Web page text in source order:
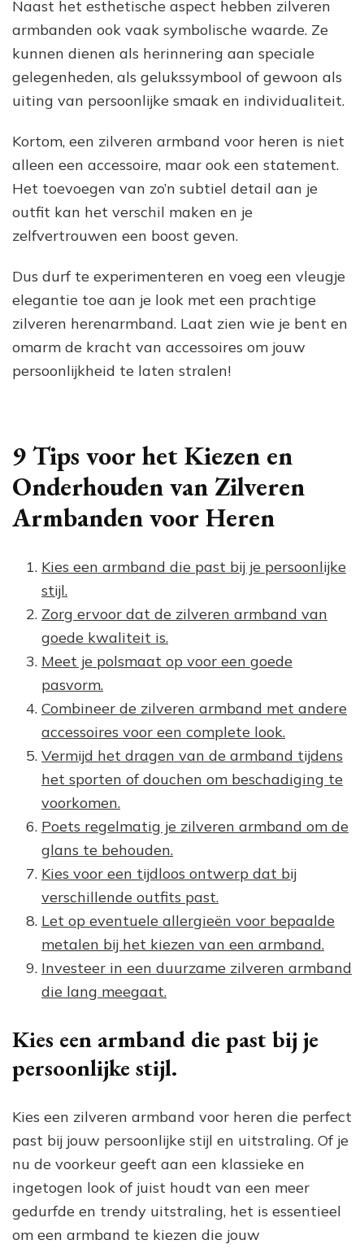
Naast het esthetische aspect hebben zilveren
armbanden ook vaak symbolische waarde. Ze
kunnen dienen als herinnering aan speciale
gelegenheden, als gelukssymbool of gewoon als
uiting van persoonlijke smaak en individualiteit.
Kortom, een zilveren armband voor heren is niet
alleen een accessoire, maar ook een statement.
Het toevoegen van zo’n subtiel detail aan je
outfit kan het verschil maken en je
zelfvertrouwen een boost geven.
Dus durf te experimenteren en voeg een vleugje
elegantie toe aan je look met een prachtige
zilveren herenarmband. Laat zien wie je bent en
omarm de kracht van accessoires om jouw
persoonlijkheid te laten stralen!
9 Tips voor het Kiezen en
Onderhouden van Zilveren
Armbanden voor Heren
Kies een armband die past bij je persoonlijke
stijl.
Zorg ervoor dat de zilveren armband van
goede kwaliteit is.
Meet je polsmaat op voor een goede
pasvorm.
Combineer de zilveren armband met andere
accessoires voor een complete look.
Vermijd het dragen van de armband tijdens
het sporten of douchen om beschadiging te
voorkomen.
Poets regelmatig je zilveren armband om de
glans te behouden.
Kies voor een tijdloos ontwerp dat bij
verschillende outfits past.
Let op eventuele allergieën voor bepaalde
metalen bij het kiezen van een armband.
Investeer in een duurzame zilveren armband
die lang meegaat.
Kies een armband die past bij je
persoonlijke stijl.
Kies een zilveren armband voor heren die perfect
past bij jouw persoonlijke stijl en uitstraling. Of je
nu de voorkeur geeft aan een klassieke en
ingetogen look of juist houdt van een meer
gedurfde en trendy uitstraling, het is essentieel
om een armband te kiezen die jouw